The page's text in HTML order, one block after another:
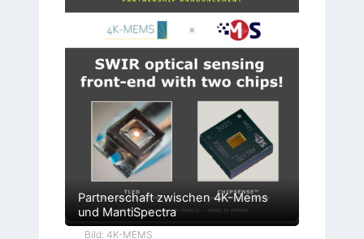
Partnerschaft zwischen 4K-Mems
und MantiSpectra
Bild: 4K-MEMS